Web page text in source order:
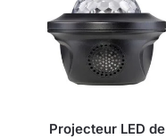
Projecteur LED de